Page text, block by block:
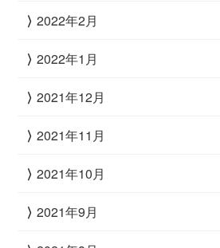
2022年2月
2022年1月
2021年12月
2021年11月
2021年10月
2021年9月